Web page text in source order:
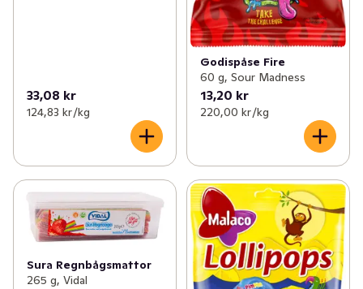
33,08 kr
124,83 kr /kg
Godispåse Fire
60 g, Sour Madness
13,20 kr
220,00 kr /kg
Sura Regnbågsmattor
265 g, Vidal